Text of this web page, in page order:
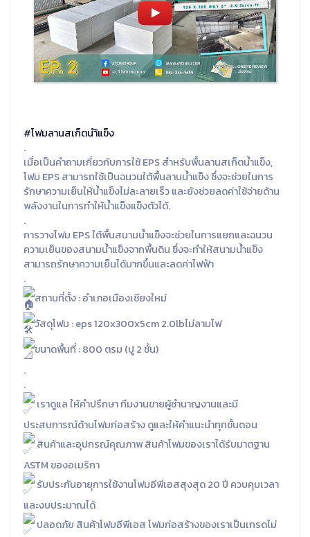
#โฟมลานสเก็ตนำ้แข็ง
.
เมื่อเป็นคำถามเกี่ยวกับการใช้ EPS สำหรับพื้นลานสเก็ตน้ำแข็ง,
โฟม EPS สามารถใช้เป็นฉนวนใต้พื้นลานน้ำแข็ง ซึ่งจะช่วยในการ
รักษาความเย็นให้น้ำแข็งไม่ละลายเร็ว และยังช่วยลดค่าใช้จ่ายด้าน
พลังงานในการทำให้น้ำแข็งแข็งตัวได้.
.
การวางโฟม EPS ใต้พื้นสนามน้ำแข็งจะช่วยในการแยกและฉนวน
ความเย็นของสนามน้ำแข็งจากพื้นดิน ซึ่งจะทำให้สนามน้ำแข็ง
สามารถรักษาความเย็นได้มากขึ้นและลดค่าไฟฟ้า
.
สถานที่ตั้ง : อำเภอเมืองเชียงใหม่
วัสดุโฟม : eps 120x300x5cm 2.0lbไม่ลามไฟ
ขนาดพื้นที่ : 800 ตรม (ปู 2 ชั้น)
.
.
เราดูแล ให้คำปรึกษา ทีมงานขายผู้ชำนาญงานและมี
ประสบการณ์ด้านโฟมก่อสร้าง ดูและให้คำแนะนำทุกขั้นตอน
สินค้าและอุปกรณ์คุณภาพ สินค้าโฟมของเราได้รับมาตฐาน
ASTM ของอเมริกา
รับประกันอายุการใช้งานโฟมอีพีเอสสุงสุด 20 ปี ควบคุมเวลา
และงบประมาณได้
ปลอดภัย สินค้าโฟมอีพีเอส โฟมก่อสร้างของเราเป็นเกรดไม่